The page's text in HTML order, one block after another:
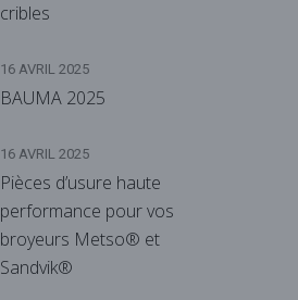
cribles
16 AVRIL 2025
BAUMA 2025
16 AVRIL 2025
Pièces d’usure haute
performance pour vos
broyeurs Metso® et
Sandvik®